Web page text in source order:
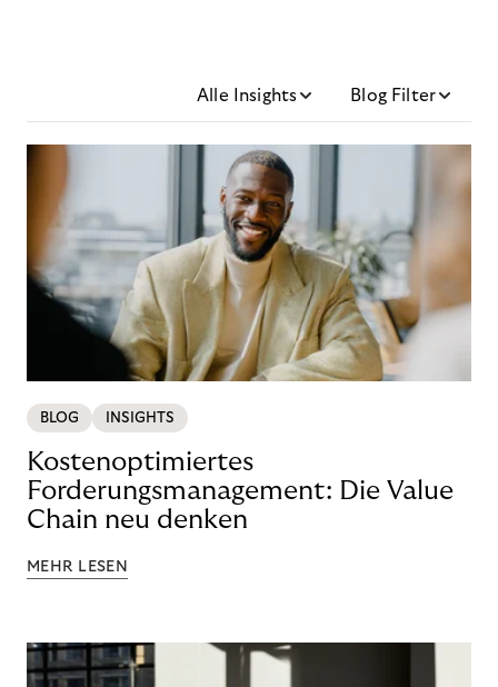
Alle Insights Blog Filter
BLOG INSIGHTS
Kostenoptimiertes
Forderungsmanagement: Die Value
Chain neu denken
MEHR LESEN